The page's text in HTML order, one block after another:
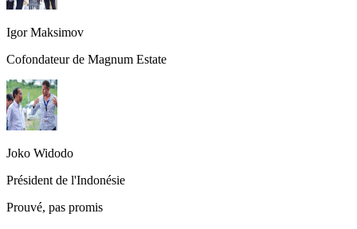
Igor Maksimov
Cofondateur de Magnum Estate
Joko Widodo
Président de l'Indonésie
Prouvé, pas promis